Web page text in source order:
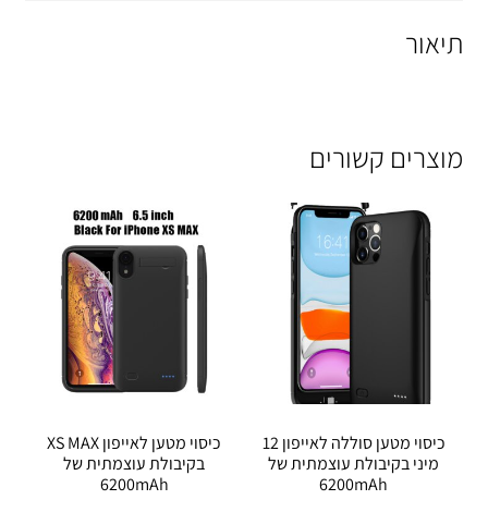
תיאור
מוצרים קשורים
כיסוי מטען סוללה לאייפון 12
מיני בקיבולת עוצמתית של
6200mAh
כיסוי מטען לאייפון XS MAX
בקיבולת עוצמתית של
6200mAh